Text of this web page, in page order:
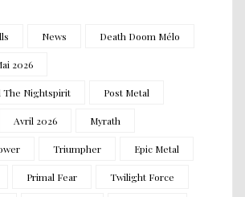
News Death Doom Mélo
2026
The Nightspirit Post Metal
Avril 2026 Myrath
Triumpher Epic Metal
Primal Fear Twilight Force